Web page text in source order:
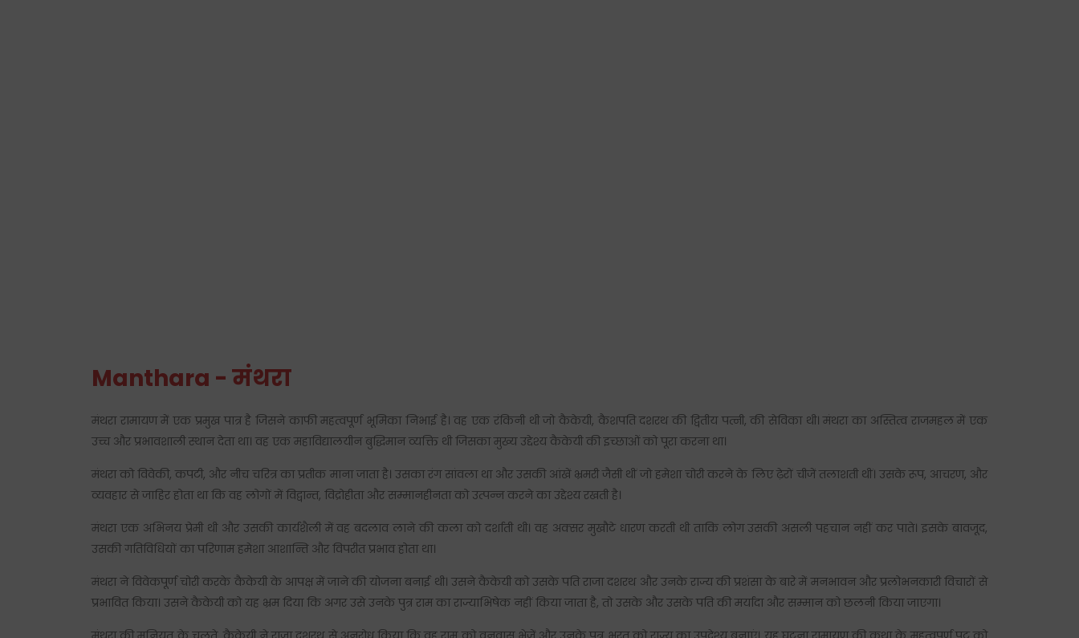
Manthara - मंथरा
मंथरा रामायण में एक प्रमुख पात्र है जिसने काफी महत्वपूर्ण भूमिका निभाई है। वह एक रंकिनी थी जो कैकेयी, कैशपति दशरथ की द्वितीय पत्नी, की सेविका थी। मंथरा का अस्तित्व राजमहल में एक
उच्च और प्रभावशाली स्थान देता था। वह एक महाविद्यालयीन बुद्धिमान व्यक्ति थी जिसका मुख्य उद्देश्य कैकेयी की इच्छाओं को पूरा करना था।
मंथरा को विवेकी, कपटी, और नीच चरित्र का प्रतीक माना जाता है। उसका रंग सांवला था और उसकी आंखें भ्रमरी जैसी थीं जो हमेशा चोरी करने के लिए ढ़ेरों चीजें तलाशती थीं। उसके रूप, आचरण, और
व्यवहार से जाहिर होता था कि वह लोगों में विद्वान्त, विद्रोहीता और सम्मानहीनता को उत्पन्न करने का उद्देश्य रखती है।
मंथरा एक अभिनय प्रेमी थी और उसकी कार्यशैली में वह बदलाव लाने की कला को दर्शाती थी। वह अक्सर मुखौटे धारण करती थी ताकि लोग उसकी असली पहचान नहीं कर पाते। इसके बावजूद,
उसकी गतिविधियों का परिणाम हमेशा आशान्ति और विपरीत प्रभाव होता था।
मंथरा ने विवेकपूर्ण चोरी करके कैकेयी के आपक्ष में जाने की योजना बनाई थी। उसने कैकेयी को उसके पति राजा दशरथ और उनके राज्य की प्रशंसा के बारे में मनभावन और प्रलोभनकारी विचारों से
प्रभावित किया। उसने कैकेयी को यह भ्रम दिया कि अगर उसे उनके पुत्र राम का राज्याभिषेक नहीं किया जाता है, तो उसके और उसके पति की मर्यादा और सम्मान को छलनी किया जाएगा।